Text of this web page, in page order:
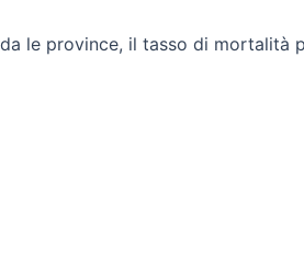
le province, il tasso di mortalità